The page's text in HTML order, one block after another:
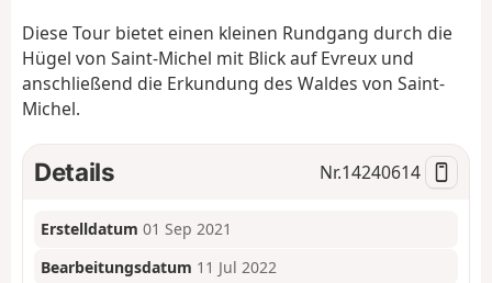
a
Diese Tour bietet einen kleinen Rundgang durch die
Hügel von Saint-Michel mit Blick auf Evreux und
anschließend die Erkundung des Waldes von Saint-
Michel.
Details Nr.14240614
Erstelldatum 01 Sep 2021
Bearbeitungsdatum 11 Jul 2022